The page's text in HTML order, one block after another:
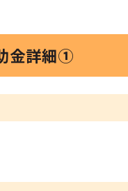
金詳細①